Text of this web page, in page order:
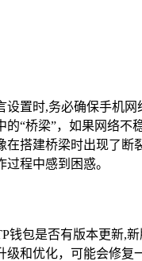
设置时,务必确保手机
的“桥梁”，如果网络不
在搭建桥梁时出现了断
过程中感到困惑。
钱包是否有版本更新,
级和优化，可能会修复